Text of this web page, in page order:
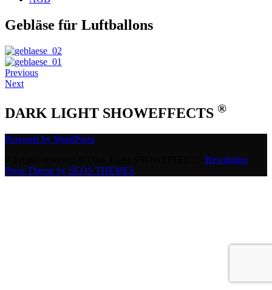
Gebläse für Luftballons
Previous
Next
DARK LIGHT SHOWEFFECTS ®
Powered by WordPress
Revolution
Press Theme by SEOS THEMES